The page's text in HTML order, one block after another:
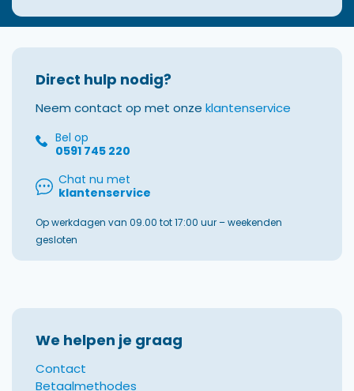
Direct hulp nodig?
Neem contact op met onze klantenservice
Bel op
0591 745 220
Chat nu met
klantenservice
Op werkdagen van 09.00 tot 17:00 uur – weekenden
gesloten
We helpen je graag
Contact
Betaalmethodes